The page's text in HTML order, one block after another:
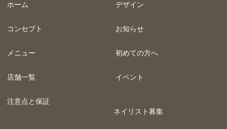
ホーム
コンセプト
メニュー
店舗一覧
注意点と保証
デザイン
お知らせ
初めての方へ
イベント
ネイリスト募集